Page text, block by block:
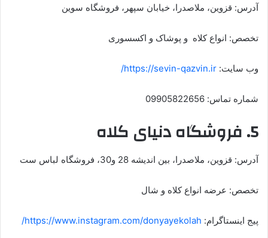
آدرس: قزوین، ملاصدرا، خیابان سپهر، فروشگاه سوین
تخصص: انواع کلاه و پوشاک و اکسسوری
وب سایت: https://sevin-qazvin.ir/
شماره تماس: 09905822656
5. فروشگاه دنیای کلاه
آدرس: قزوین، ملاصدرا، بین اندیشه 28 و30، فروشگاه لباس ست
تخصص: عرضه انواع کلاه و شال
پیج اینستاگرام: https://www.instagram.com/donyayekolah/